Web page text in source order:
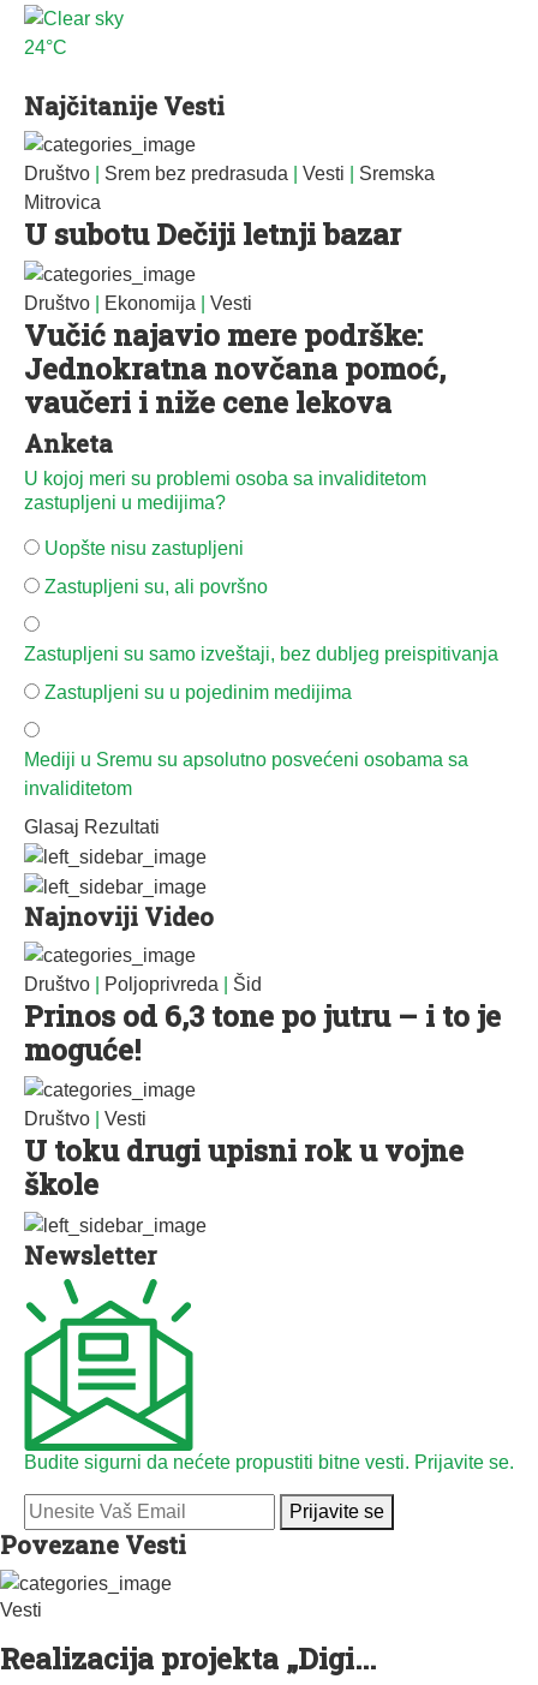
24°C
Najčitanije Vesti
Društvo Srem bez predrasuda Vesti
Sremska
Mitrovica
U subotu Dečiji letnji bazar
Društvo Ekonomija Vesti
Vučić najavio mere podrške:
Jednokratna novčana pomoć,
vaučeri i niže cene lekova
Anketa
U kojoj meri su problemi osoba sa invaliditetom
zastupljeni u medijima?
Uopšte nisu zastupljeni
Zastupljeni su, ali površno
Zastupljeni su samo izveštaji, bez dubljeg preispitivanja
Zastupljeni su u pojedinim medijima
Mediji u Sremu su apsolutno posvećeni osobama sa
invaliditetom
Glasaj Rezultati
Najnoviji Video
Društvo Poljoprivreda Šid
Prinos od 6,3 tone po jutru – i to je
moguće!
Društvo Vesti
U toku drugi upisni rok u vojne
škole
Newsletter
Budite sigurni da nećete propustiti bitne vesti. Prijavite se.
Prijavite se
Povezane Vesti
Vesti
Realizacija projekta „Digi...